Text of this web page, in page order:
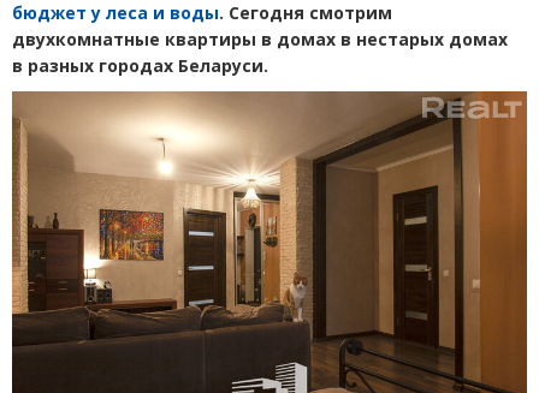
бюджет у леса и воды. Сегодня смотрим
двухкомнатные квартиры в домах в нестарых домах
в разных городах Беларуси.